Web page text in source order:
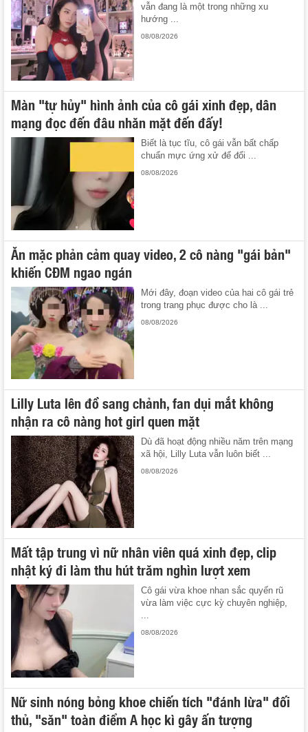
vẫn đang là một trong những xu
hướng ...
08/08/2026
Màn "tự hủy" hình ảnh của cô gái xinh đẹp, dân
mạng đọc đến đâu nhăn mặt đến đấy!
Biết là tục tĩu, cô gái vẫn bất chấp
chuẩn mực ứng xử để đổi ...
08/08/2026
Ăn mặc phản cảm quay video, 2 cô nàng "gái bản"
khiến CĐM ngao ngán
Mới đây, đoạn video của hai cô gái trẻ
trong trang phục được cho là ...
08/08/2026
Lilly Luta lên đồ sang chảnh, fan dụi mắt không
nhận ra cô nàng hot girl quen mặt
Dù đã hoạt động nhiều năm trên mạng
xã hội, Lilly Luta vẫn luôn biết ...
08/08/2026
Mất tập trung vì nữ nhân viên quá xinh đẹp, clip
nhật ký đi làm thu hút trăm nghìn lượt xem
Cô gái vừa khoe nhan sắc quyến rũ
vừa làm việc cực kỳ chuyên nghiệp,
...
08/08/2026
Nữ sinh nóng bỏng khoe chiến tích "đánh lừa" đối
thủ, "săn" toàn điểm A học kì gây ấn tượng